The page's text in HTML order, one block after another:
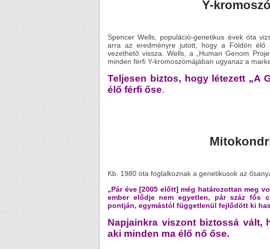
Y-
Spencer Wells, populáció-genetikus évek óta
arra az eredményre jutott, hogy a Földön élő
vezethető vissza. Wells, a „Human Genom
minden férfi Y-kromoszómájában ugyanaz a
Teljesen biztos, hogy létezett „A
élő férfi őse.
Kb. 1980 óta foglalkoznak a genetikusok az
„Pár éve [2005 előtt] még határozottan meg
ember elődje nem egyetlen, pár száz fős
pontján, egymástól függetlenül fejlődött ki
Napjainkra viszont biztossá vált,
aki minden ma élő nő őse.